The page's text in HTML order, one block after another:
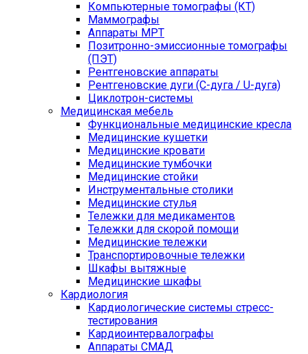
Компьютерные томографы (КТ)
Маммографы
Аппараты МРТ
Позитронно-эмиссионные томографы
(ПЭТ)
Рентгеновские аппараты
Рентгеновские дуги (С-дуга / U-дуга)
Циклотрон-системы
Медицинская мебель
Функциональные медицинские кресла
Медицинские кушетки
Медицинские кровати
Медицинские тумбочки
Медицинские стойки
Инструментальные столики
Медицинские стулья
Тележки для медикаментов
Тележки для скорой помощи
Медицинские тележки
Транспортировочные тележки
Шкафы вытяжные
Медицинские шкафы
Кардиология
Кардиологические системы стресс-
тестирования
Кардиоинтервалографы
Аппараты СМАД